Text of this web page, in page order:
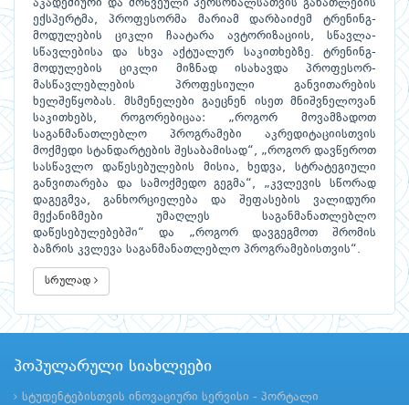
აკადემიური და მოწვეული პერსონალსათვის განათლების
ექსპერტმა, პროფესორმა მარიამ დარბაიძემ ტრენინგ-
მოდულების ციკლი ჩაატარა ავტორიზაციის, სწავლა-
სწავლებისა და სხვა აქტუალურ საკითხებზე. ტრენინგ-
მოდულების ციკლი მიზნად ისახავდა პროფესორ-
მასწავლებლების პროფესიული განვითარების
ხელშეწყობას. მსმენელები გაეცნენ ისეთ მნიშვნელოვან
საკითხებს, როგორებიცაა: „როგორ მოვამზადოთ
საგანმანათლებლო პროგრამები აკრედიტაციისთვის
მოქმედი სტანდარტების შესაბამისად“, „როგორ დავწეროთ
სასწავლო დაწესებულების მისია, ხედვა, სტრატეგიული
განვითარება და სამოქმედო გეგმა“, „კვლევის სწორად
დაგეგმვა, განხორციელება და შეფასების ვალიდური
მექანიზმები უმაღლეს საგანმანათლებლო
დაწესებულებებში“ და „როგორ დავგეგმოთ შრომის
ბაზრის კვლევა საგანმანათლებლო პროგრამებისთვის“.
სრულად
პოპულარული სიახლეები
სტუდენტებისთვის ინოვაციური სერვისი - პორტალი